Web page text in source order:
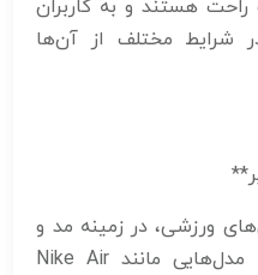
هستند و به کاربران
شرایط مختلف از آن‌ها
ورزشی، در زمینه مد و
استریت‌ویر نیز فعالیت دارد. مدل‌هایی مانند Nike Air